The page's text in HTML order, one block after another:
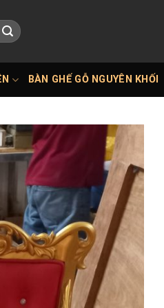
BÀN GHẾ GỖ NGUYÊN KHỐI